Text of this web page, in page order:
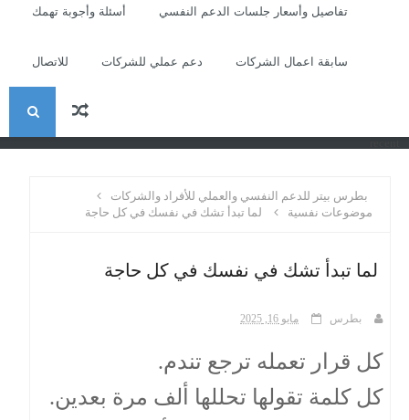
تفاصيل وأسعار جلسات الدعم النفسي أسئلة وأجوبة تهمك
سابقة اعمال الشركات دعم عملي للشركات للاتصال
ا
بطرس بيتر للدعم النفسي والعملي للأفراد والشركات
موضوعات نفسية
لما تبدأ تشك في نفسك في كل حاجة
لما تبدأ تشك في نفسك في كل حاجة
بطرس مايو 16, 2025
كل قرار تعمله ترجع تندم.
كل كلمة تقولها تحللها ألف مرة بعدين.